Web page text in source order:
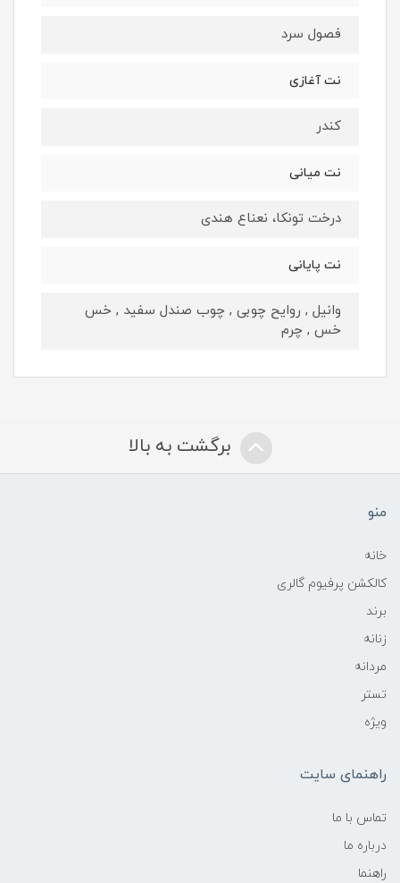
فصول سرد
نت آغازی
کندر
نت میانی
درخت تونکا، نعناع هندی
نت پایانی
وانیل , روایح چوبی , چوب صندل سفید , خس
خس , چرم
برگشت به بالا
منو
خانه
کالکشن پرفیوم گالری
برند
زنانه
مردانه
تستر
ویژه
راهنمای سایت
تماس با ما
درباره ما
راهنما